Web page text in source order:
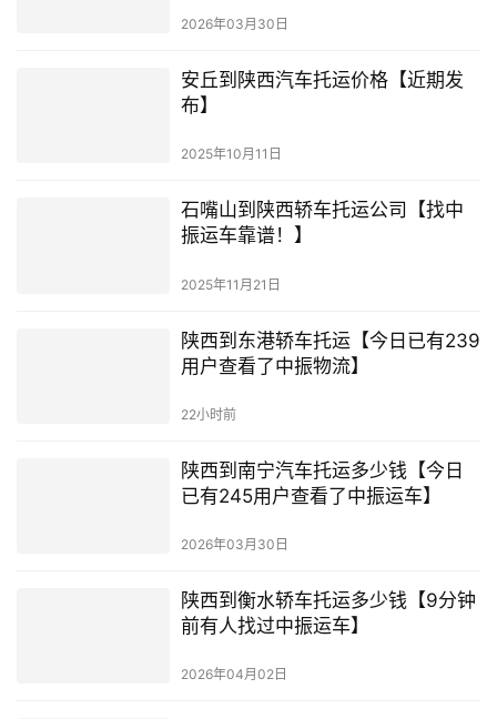
2026年03月30日
安丘到陕西汽车托运价格【近期发
布】
2025年10月11日
石嘴山到陕西轿车托运公司【找中
振运车靠谱！】
2025年11月21日
陕西到东港轿车托运【今日已有239
用户查看了中振物流】
22小时前
陕西到南宁汽车托运多少钱【今日
已有245用户查看了中振运车】
2026年03月30日
陕西到衡水轿车托运多少钱【9分钟
前有人找过中振运车】
2026年04月02日